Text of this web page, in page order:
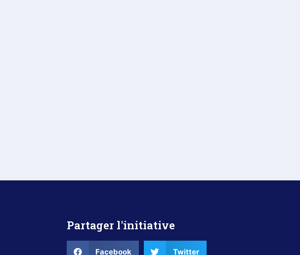
Partager l'initiative
Facebook Twitter